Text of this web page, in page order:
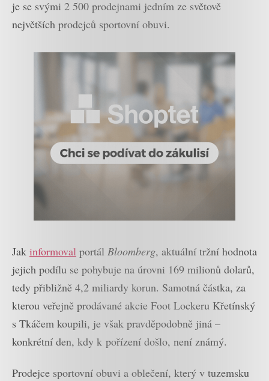
je se svými 2 500 prodejnami jedním ze světově
největších prodejců sportovní obuvi.
Jak informoval portál Bloomberg, aktuální tržní hodnota
jejich podílu se pohybuje na úrovni 169 milionů dolarů,
tedy přibližně 4,2 miliardy korun. Samotná částka, za
kterou veřejně prodávané akcie Foot Lockeru Křetínský
s Tkáčem koupili, je však pravděpodobně jiná –
konkrétní den, kdy k pořízení došlo, není známý.
Prodejce sportovní obuvi a oblečení, který v tuzemsku